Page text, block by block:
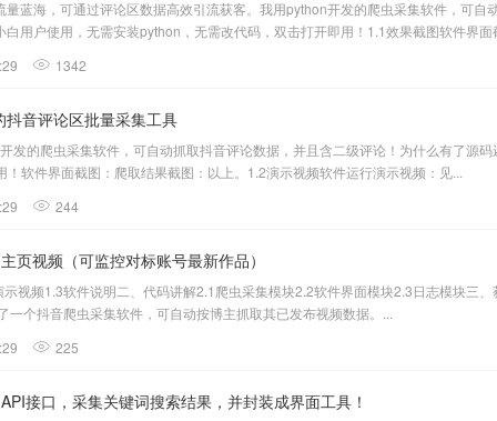
蓝海，可通过评论区数据高效引流获客。我用python开发的爬虫采集软件，可
用户使用，无需安装python，无需改代码，双击打开即用！1.1效果截图软件界面
1342
抖音评论区批量采集工具
发的爬虫采集软件，可自动抓取抖音评论数据，并且含二级评论！为什么有了源
软件界面截图：爬取结果截图：以上。1.2演示视频软件运行演示视频：见...
244
页视频（可监控对标账号最新作品）
视频1.3软件说明二、代码讲解2.1爬虫采集模块2.2软件界面模块2.3日志模块三
一个抖音爬虫采集软件，可自动按博主抓取其已发布视频数据。...
225
接口，采集关键词搜索结果，并封装成界面工具！